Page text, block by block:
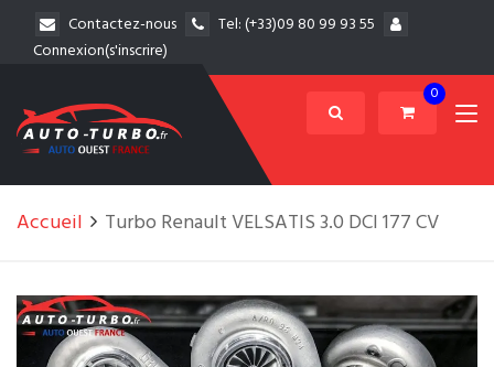
Contactez-nous Tel:(+33)09 80 99 93 55
Connexion(s'inscrire)
0
Accueil Turbo Renault VELSATIS 3.0 DCI 177 CV